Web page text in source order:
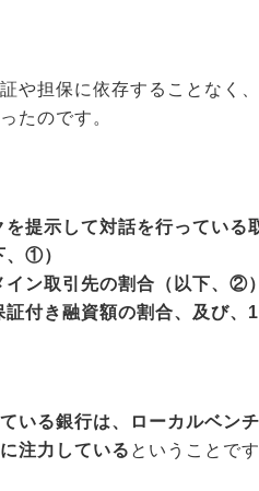
や担保に依存することなく
たのです。
提示して対話を行ってい
、①）
ン取引先の割合（以下、②）
付き融資額の割合、及び
る銀行は、ローカルベン
注力している ということです